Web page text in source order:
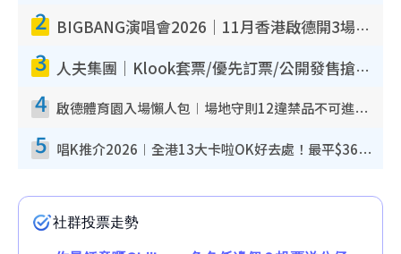
2 BIGBANG演唱會2026｜11月香港啟德開3場！實名制VIP申請、優先購票攻略
3 人夫集團｜Klook套票/優先訂票/公開發售搶飛攻略！附票價.購票連結.場地座位表
4 啟德體育園入場懶人包︱場地守則12違禁品不可進場准帶細水樽但全場禁樽蓋！應援牌有限制！
5 唱K推介2026︱全港13大卡啦OK好去處！最平$36起 日文K都有！(附地址+收費詳情)